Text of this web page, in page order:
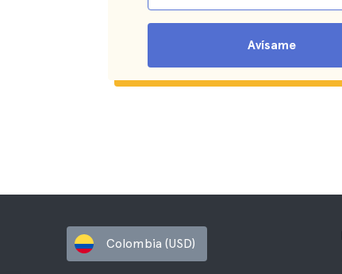
Avísame
Colombia (USD)